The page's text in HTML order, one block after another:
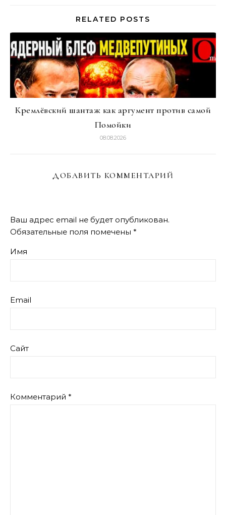
RELATED POSTS
Кремлёвский шантаж как аргумент против самой
Помойки
08.08.2026
ДОБАВИТЬ КОММЕНТАРИЙ
Ваш адрес email не будет опубликован.
Обязательные поля помечены *
Имя
Email
Сайт
Комментарий *